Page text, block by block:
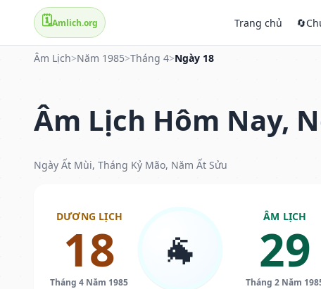
🗓️Amlich.org Trang chủ 🔄
Âm Lịch>Năm 1985>Tháng 4>Ngày 18
Âm Lịch Hôm Nay,
Ngày Ất Mùi, Tháng Kỷ Mão, Năm Ất Sửu
DƯƠNG LỊCH
18
Tháng 4 Năm 1985
🐐
ÂM LỊCH
29
Tháng 2 Năm